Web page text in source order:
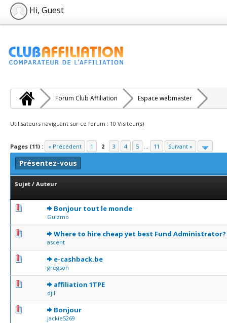
Hi, Guest
Forum Club Affiliation Espace webmaster
Utilisateurs naviguant sur ce forum : 10 Visiteur(s)
Pages (11) : « Précédent 1 2 3 4 5 ... 11 Suivant »
Présentez-vous
Sujet / Auteur
Bonjour tout le monde
Guizmo
0 Votes - 0 sur 5 en moyenne
12 345
Where to hire cheap yet best Fund Administrator?
ascent
0 Votes - 0 sur 5 en moyenne
123 45
e-cashback.be
gregson
0 Votes - 0 sur 5 en moyenne
12345
affiliation 1TPE
djil
0 Votes - 0 sur 5 en moyenne
12345
Bonjour
jackie5269
0 Votes - 0 sur 5 en moyenne
12